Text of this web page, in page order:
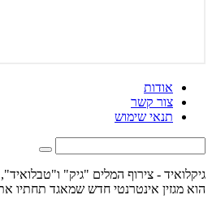
אודות
צור קשר
תנאי שימוש
גיקלואיד - צירוף המלים "גיק"
הוא מגזין אינטרנטי חדש שמאגד תחתיו